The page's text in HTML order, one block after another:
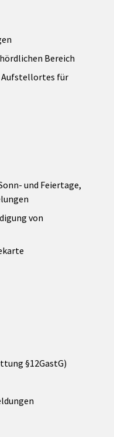
Bereich
Aufstellortes für
und Feiertage,
von
§12GastG)